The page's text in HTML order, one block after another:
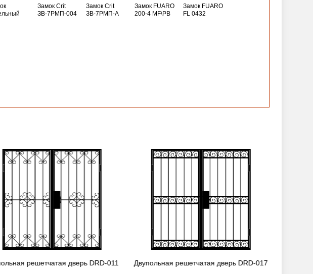
Замок Crit
ЗВ-7РМП-004
Замок Crit
ЗВ-7РМП-А
Замок FUARO
200-4 MF\РВ
Замок FUARO
FL 0432
решетчатая дверь DRD-011 Двупольная решетчатая дверь DRD-017